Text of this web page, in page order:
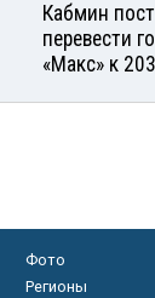
Кабмин
перевести
«Макс» к
Фото
Регионы